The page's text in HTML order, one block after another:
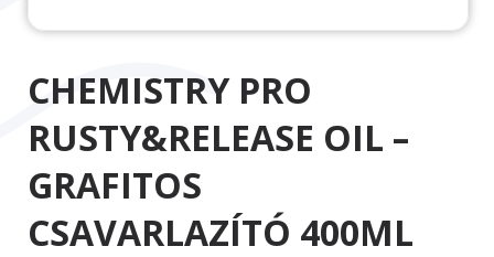
CHEMISTRY PRO
RUSTY&RELEASE OIL –
GRAFITOS
CSAVARLAZÍTÓ 400ML